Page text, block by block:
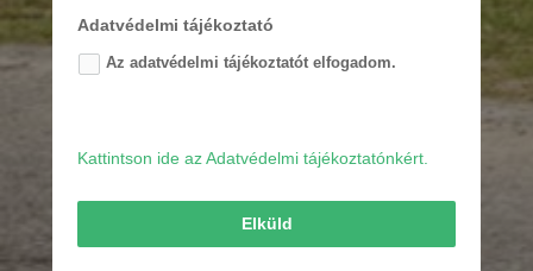
Adatvédelmi tájékoztató
Az adatvédelmi tájékoztatót elfogadom.
Kattintson ide az Adatvédelmi tájékoztatónkért.
Elküld